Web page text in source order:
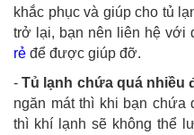
khắc phục và giúp cho tủ
trở lại, bạn nên liên hệ với
rẻ để được giúp đỡ.
-Tủ lạnh chứa quá nhiều
ngăn mát thì khi bạn chứa
thì khí lạnh sẽ không thể